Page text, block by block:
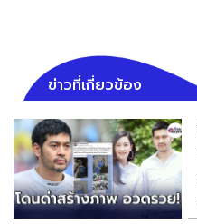
ข่าวที่เกี่ยวข้อง